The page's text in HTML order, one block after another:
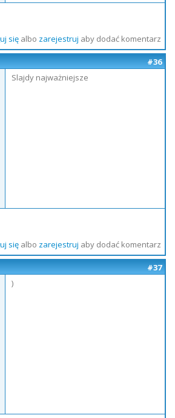
sięalbo zarejestruj aby dodać komentarz
#36
Slajdy najważniejsze
sięalbo zarejestruj aby dodać komentarz
#37
)